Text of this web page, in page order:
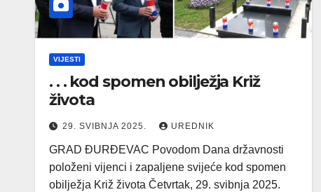
VIJESTI
. . . kod spomen obilježja Križ
života
29. SVIBNJA 2025. UREDNIK
GRAD ĐURĐEVAC Povodom Dana državnosti
položeni vijenci i zapaljene svijeće kod spomen
obilježja Križ života Četvrtak, 29. svibnja 2025.